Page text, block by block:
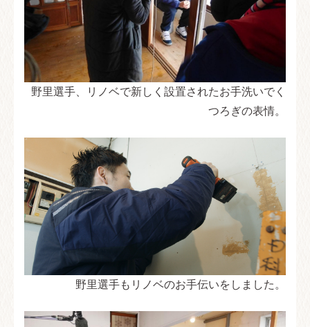
野里選手、リノベで新しく設置されたお手洗いでく
つろぎの表情。
野里選手もリノベのお手伝いをしました。